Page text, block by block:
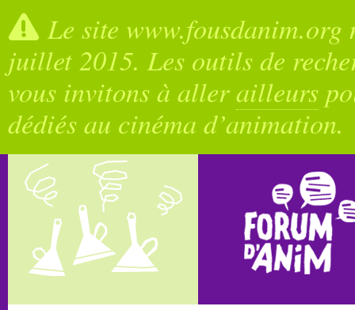
Le site
juillet 2015. Les outils de
vous invitons à allerailleurs
dédiés au cinéma d’animation.